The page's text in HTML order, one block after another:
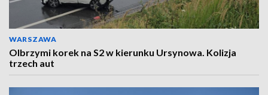
WARSZAWA
Olbrzymi korek na S2 w kierunku Ursynowa. Kolizja
trzech aut